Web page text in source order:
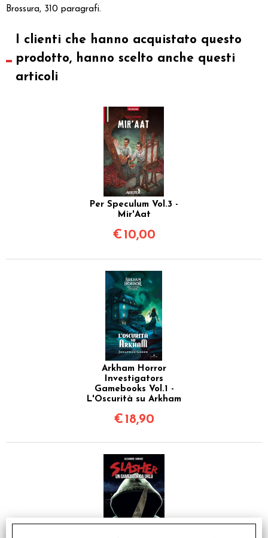
Brossura, 310 paragrafi.
I clienti che hanno acquistato questo
prodotto, hanno scelto anche questi
articoli
Per Speculum Vol.3 -
Mir'Aat
€ 10,00
Arkham Horror
Investigators
Gamebooks Vol.1 -
L'Oscurità su Arkham
€ 18,90